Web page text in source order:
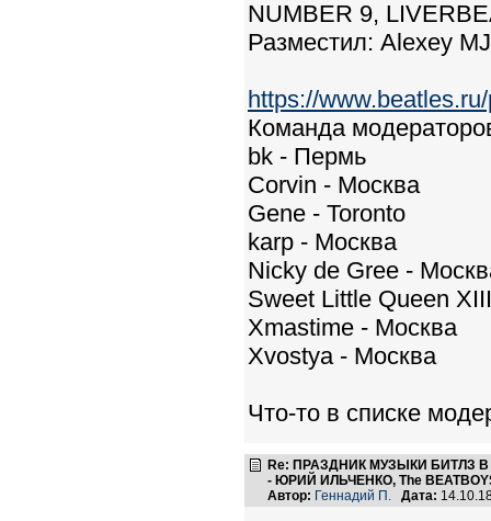
NUMBER 9,
Разместил: Alexey
https://
Команда
bk - Пермь
Corvin - Москва
Gene - Toronto
karp - Москва
Nicky de Gree -
Sweet Little Queen
Xmastime - Москва
Xvostya - Москва
Что-то в списке
Re: ПРАЗДНИК МУЗЫКИ БИТЛЗ
- ЮРИЙ ИЛЬЧЕНКО, The
Автор: Геннадий П. Дата: